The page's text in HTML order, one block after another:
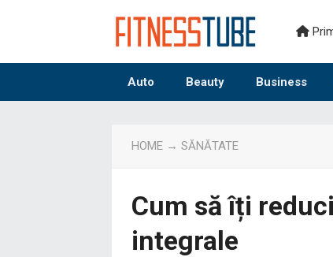
Auto Beauty Business
HOME → SĂNĂTATE
Cum să îți
integrale